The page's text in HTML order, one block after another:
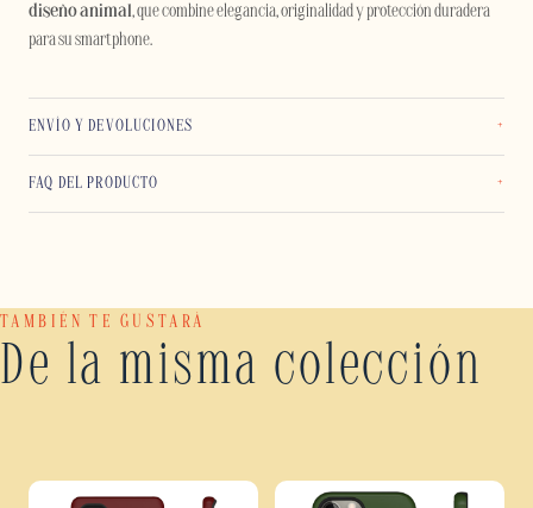
diseño animal, que combine elegancia, originalidad y protección duradera
para su smartphone.
ENVÍO Y DEVOLUCIONES
FAQ DEL PRODUCTO
TAMBIÉN TE GUSTARÁ
De la misma colección